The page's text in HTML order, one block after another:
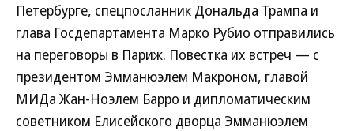
Петербурге, спецпосланник Дональда Трампа и
глава Госдепартамента Марко Рубио отправились
на переговоры в Париж. Повестка их встреч — с
президентом Эмманюэлем Макроном, главой
МИДа Жан-Ноэлем Барро и дипломатическим
советником Елисейского дворца Эмманюэлем